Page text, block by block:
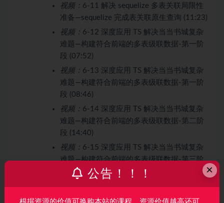
视频： 6-11 解决 sequelize 多表关联局限性
准备—sequelize 完成表关联原生查询 (11:23)
视频： 6-12 深度应用 TS 解决当当书城复杂
难题—构建符合前端的多表级联数据-第一阶
段 (07:52)
视频： 6-13 深度应用 TS 解决当当书城复杂
难题—构建符合前端的多表级联数据-第一阶
段 (08:46)
视频： 6-14 深度应用 TS 解决当当书城复杂
难题—构建符合前端的多表级联数据-第二阶
段 (14:40)
视频： 6-15 深度应用 TS 解决当当书城复杂
难题—构建符合前端的多表级联数据-第三阶
段 (11:11)
视频：6-16 深度应用 TS 解决当当书城复杂
难题—构建符合前端的多表级联数据-第三阶
×
公告！！！